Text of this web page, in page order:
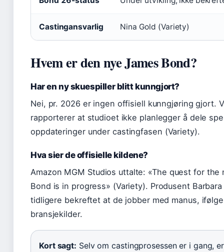
Castingansvarlig Nina Gold (Variety)
Hvem er den nye James Bond?
Har en ny skuespiller blitt kunngjort?
Nei, pr. 2026 er ingen offisiell kunngjøring gjort.
rapporterer at studioet ikke planlegger å dele
oppdateringer under castingfasen (Variety).
Hva sier de offisielle kildene?
Amazon MGM Studios uttalte: «The quest for the
Bond is in progress» (Variety). Produsent
tidligere bekreftet at de jobber med manus, ifølge
bransjekilder.
Kort sagt: Selv om castingprosessen er i gang,